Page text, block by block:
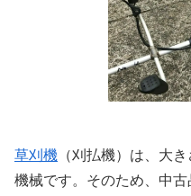
草刈機 （刈払機）は、大
機械です。そのため、中